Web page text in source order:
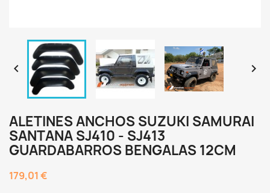
 
ALETINES ANCHOS SUZUKI SAMURAI
SANTANA SJ410 - SJ413
GUARDABARROS BENGALAS 12CM
179,01 €